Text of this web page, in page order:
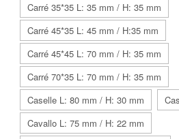
Carré 35*35 L: 35 mm / H: 35 mm
Carré 45*35 L: 45 mm / H:35 mm
Carré 45*45 L: 70 mm / H: 35 mm
Carré 70*35 L: 70 mm / H: 35 mm
Caselle L: 80 mm / H: 30 mm
Cavallo L: 75 mm / H: 22 mm